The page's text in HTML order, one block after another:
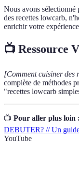
Nous avons sélectionné
des recettes lowcarb,
enrichir votre
📺 Ressource
[Comment cuisiner des
complète de méthodes
"recettes lowcarb
📺 Pour aller plus loin :
DEBUTER? // Un
YouTube